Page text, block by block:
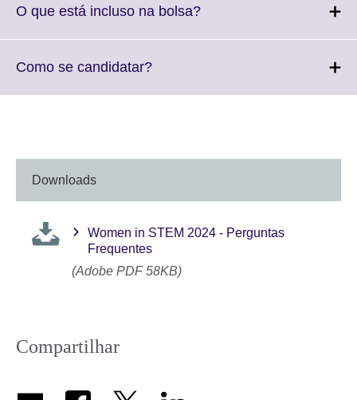
More
O que está incluso na bolsa?Click
Como se candidatar?Click
available.
Downloads
Women in STEM 2024 - Perguntas
Frequentes
(Adobe PDF 58KB)
Compartilhar